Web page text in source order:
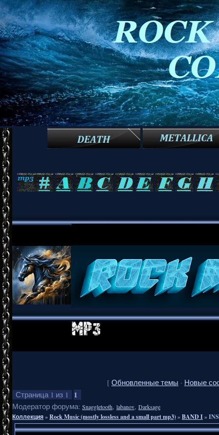
[ Обновленные темы · Новые
Страница 1 из 1 1
Модератор форума: Snaggletooth, labanov, Darksage
Коллекция»Rock Music (mostly lossless and a small part mp3)»BAND I»